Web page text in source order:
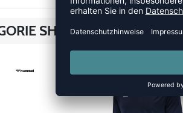
SHIRTS